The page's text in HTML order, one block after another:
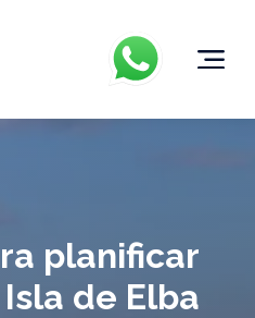
planificar
de Elba